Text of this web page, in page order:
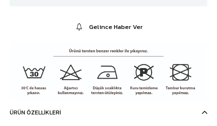
Gelince Haber Ver
ÜRÜN ÖZELLIKLERI